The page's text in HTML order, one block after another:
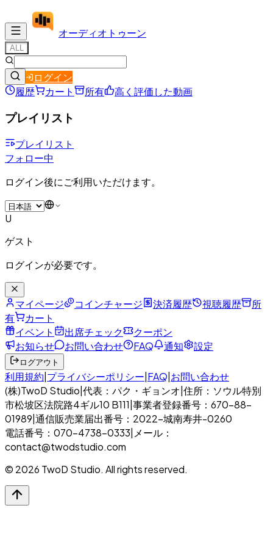
オーディオ トゥーン
ALL
ログイン
履歴
カート 所有 高く評価した動画
プレイリスト
プレイリスト
フォロー中
ログイン後にご利用いただけます。
U
ゲスト
ログインが必要です。
マイページ コインチャージ 決済履歴 視聴履歴
所
有
カート
イベント
出席チェック
クーポン
お知らせ
お問い合わせ FAQ 通知 設定
ログアウト
利用規約 プライバシーポリシー FAQ お問い合わせ
(株)TwoD Studio 代表：パク・ギョンオ 住所：ソウル特別
市松坡区法院路4ギル10 B111 事業者登録番号：670-88-
01989 通信販売業届出番号：2022-城南寿井-0260
電話番号：070-4738-0333 メール：
contact@twodstudio.com
© 2026 TwoD Studio. All rights reserved.